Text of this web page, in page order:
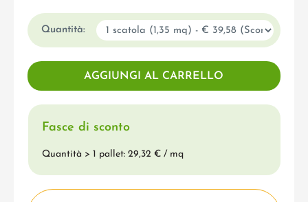
Quantità:
Fasce di sconto
Quantità > 1 pallet: 29,32 € / mq